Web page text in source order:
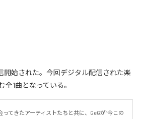
信開始された。今回デジタル配信された楽
全1曲となっている。
てきたアーティストたちと共に、GeGが“今この